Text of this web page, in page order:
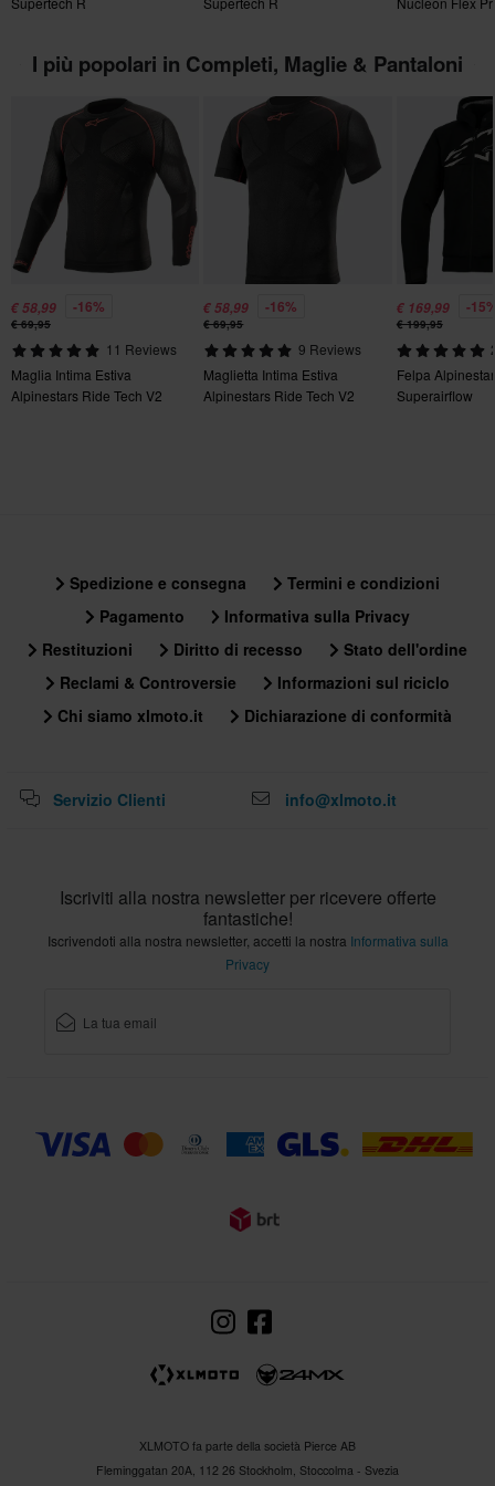
155 x 205 x 55 mm
Servizio Clienti
per ulteriori dettagli e condizioni..
I più popolari in Completi, Maglie & Pantaloni
€ 58,99 -16%
€ 69,95
11 Reviews
Maglia Intima Estiva
Alpinestars Ride Tech V2
€ 58,99 -16%
€ 69,95
9 Reviews
Maglietta Intima Estiva
Alpinestars Ride Tech V2
€ 169,99 -
€ 199,95
Felpa
Superairflow
Spedizione e consegna
Termini e condizioni
Pagamento
Informativa sulla Privacy
Restituzioni
Diritto di recesso
Stato dell'ordine
Reclami & Controversie
Informazioni sul riciclo
Chi siamo xlmoto.it
Dichiarazione di conformità
Servizio Clienti info@xlmoto.it
Iscriviti alla nostra newsletter per ricevere offerte
fantastiche!
Iscrivendoti alla nostra newsletter, accetti la nostra Informativa sulla
Privacy
XLMOTO fa parte della società Pierce AB
Fleminggatan 20A, 112 26 Stockholm, Stoccolma - Svezia